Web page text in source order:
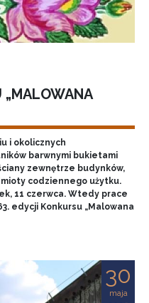
„MALOWANA
i okolicznych
barwnymi bukietami
zewnętrze budynków,
codziennego użytku.
11 czerwca. Wtedy prace
edycji Konkursu „Malowana
30
maja